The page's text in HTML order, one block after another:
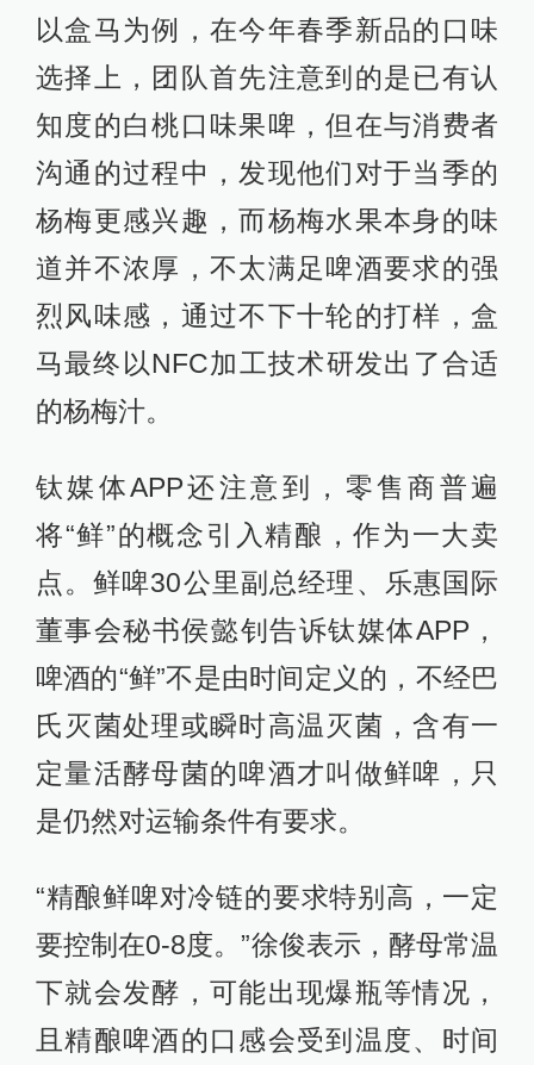
以盒马为例，在今年春季新品的口味
选择上，团队首先注意到的是已有认
知度的白桃口味果啤，但在与消费者
沟通的过程中，发现他们对于当季的
杨梅更感兴趣，而杨梅水果本身的味
道并不浓厚，不太满足啤酒要求的强
烈风味感，通过不下十轮的打样，盒
马最终以NFC加工技术研发出了合适
的杨梅汁。
钛媒体APP还注意到，零售商普遍
将“鲜”的概念引入精酿，作为一大卖
点。鲜啤30公里副总经理、乐惠国际
董事会秘书侯懿钊告诉钛媒体APP，
啤酒的“鲜”不是由时间定义的，不经巴
氏灭菌处理或瞬时高温灭菌，含有一
定量活酵母菌的啤酒才叫做鲜啤，只
是仍然对运输条件有要求。
“精酿鲜啤对冷链的要求特别高，一定
要控制在0-8度。”徐俊表示，酵母常温
下就会发酵，可能出现爆瓶等情况，
且精酿啤酒的口感会受到温度、时间